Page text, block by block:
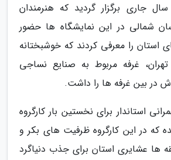
سال جاری برگزار گردید که هنرمندان
شمالی در این نمایشگاه ها حضور
استان را معرفی کردند که خوشبختانه
تهران، غرفه مربوط به صنایع نساجی
در بین غرفه ها را داشت.
استاندار برای نخستین بار کارگروه
که در این کارگروه ظرفیت های بکر و
ها عشایری استان برای جذب دنیاگرد